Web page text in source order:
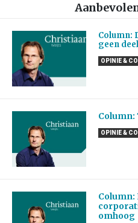
Column:
geen
OPINIE &
Column:
OPINIE &
Column:
omhoog